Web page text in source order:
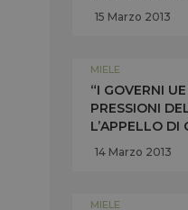
CONTRARIA.
15 Marzo 2013
MIELE
“I GOVERNI
PRESSIONI
L’APPELLO DI
ESPRIMERSI
14 Marzo 2013
MIELE